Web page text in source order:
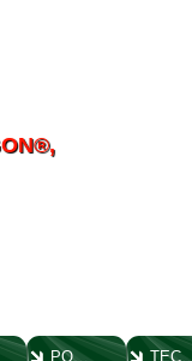
PORADENSTVO TECHNICKÉ